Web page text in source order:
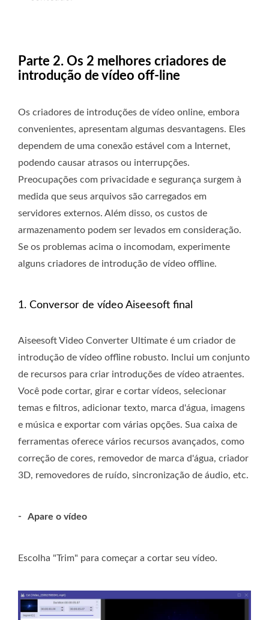
Parte 2. Os 2 melhores criadores de
introdução de vídeo off-line
Os criadores de introduções de vídeo online, embora
convenientes, apresentam algumas desvantagens. Eles
dependem de uma conexão estável com a Internet,
podendo causar atrasos ou interrupções.
Preocupações com privacidade e segurança surgem à
medida que seus arquivos são carregados em
servidores externos. Além disso, os custos de
armazenamento podem ser levados em consideração.
Se os problemas acima o incomodam, experimente
alguns criadores de introdução de vídeo offline.
1. Conversor de vídeo Aiseesoft final
Aiseesoft Video Converter Ultimate é um criador de
introdução de vídeo offline robusto. Inclui um conjunto
de recursos para criar introduções de vídeo atraentes.
Você pode cortar, girar e cortar vídeos, selecionar
temas e filtros, adicionar texto, marca d'água, imagens
e música e exportar com várias opções. Sua caixa de
ferramentas oferece vários recursos avançados, como
correção de cores, removedor de marca d'água, criador
3D, removedores de ruído, sincronização de áudio, etc.
- Apare o vídeo
Escolha "Trim" para começar a cortar seu vídeo.